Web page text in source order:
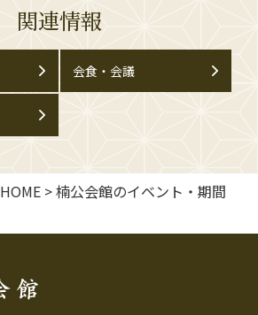
関連情報
会食・会議
HOME >楠公会館のイベント・期間